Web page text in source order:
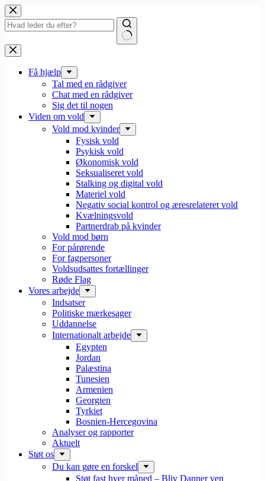
Fortsæt
til
indhold
Få hjælp
Tal med en rådgiver
Chat med en rådgiver
Sig det til nogen
Viden om vold
Vold mod kvinder
Fysisk vold
Psykisk vold
Økonomisk vold
Seksualiseret vold
Stalking og digital vold
Materiel vold
Negativ social kontrol og æresrelateret vold
Kvælningsvold
Partnerdrab på kvinder
Vold mod børn
For pårørende
For fagpersoner
Voldsudsattes fortællinger
Røde Flag
Vores arbejde
Indsatser
Politiske mærkesager
Uddannelse
Internationalt arbejde
Egypten
Jordan
Palæstina
Tunesien
Armenien
Georgien
Tyrkiet
Bosnien-Hercegovina
Analyser og rapporter
Aktuelt
Støt os
Du kan gøre en forskel
Støt fast hver måned – Bliv Danner ven